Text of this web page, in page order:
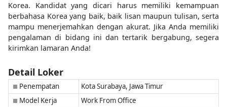
Korea. Kandidat yang dicari harus memiliki kemampuan
berbahasa Korea yang baik, baik lisan maupun tulisan, serta
mampu menerjemahkan dengan akurat. Jika Anda memiliki
pengalaman di bidang ini dan tertarik bergabung, segera
kirimkan lamaran Anda!
Detail Loker
■ Penempatan Kota Surabaya, Jawa Timur
■ Model Kerja Work From Office